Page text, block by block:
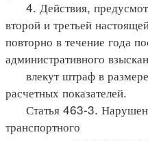
4. Действия,
второй и третьей
повторно в течение года
административного
влекут штраф в
расчетных показателей.
Статья 463-3.
транспортного